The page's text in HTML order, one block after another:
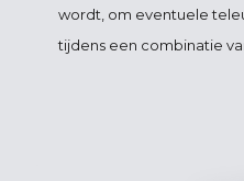
wordt, om eventuele
tijdens een combinatie